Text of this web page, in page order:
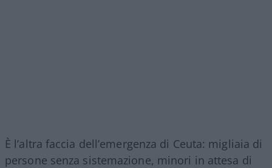
È l’altra faccia dell’emergenza di Ceuta: migliaia di
persone senza sistemazione, minori in attesa di